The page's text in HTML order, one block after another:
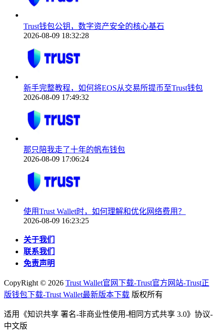
Trust钱包公钥，数字资产安全的核心基石
2026-08-09 18:32:28
新手完整教程，如何将EOS从交易所提币至Trust钱包
2026-08-09 17:49:32
那只陪我走了十年的帆布钱包
2026-08-09 17:06:24
使用Trust Wallet时，如何理解和优化网络费用？
2026-08-09 16:23:25
关于我们
联系我们
免责声明
CopyRight © 2026 Trust Wallet官网下载-Trust官方网站-Trust正
版钱包下载-Trust Wallet最新版本下载 版权所有
适用《知识共享 署名-非商业性使用-相同方式共享 3.0》协议-
中文版